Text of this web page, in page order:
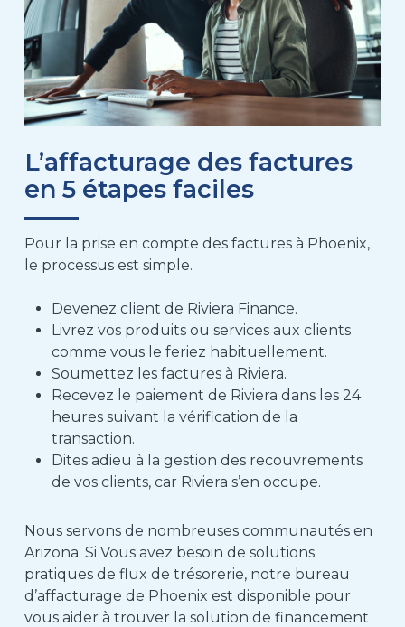
L’affacturage des factures
en 5 étapes faciles
Pour la prise en compte des factures à Phoenix,
le processus est simple.
Devenez client de Riviera Finance.
Livrez vos produits ou services aux clients
comme vous le feriez habituellement.
Soumettez les factures à Riviera.
Recevez le paiement de Riviera dans les 24
heures suivant la vérification de la
transaction.
Dites adieu à la gestion des recouvrements
de vos clients, car Riviera s’en occupe.
Nous servons de nombreuses communautésen
Arizona. SiVous avez besoinde solutions
pratiques de flux de trésorerie, notre bureau
d’affacturage de Phoenix est disponible pour
vous aider à trouver la solution de financement